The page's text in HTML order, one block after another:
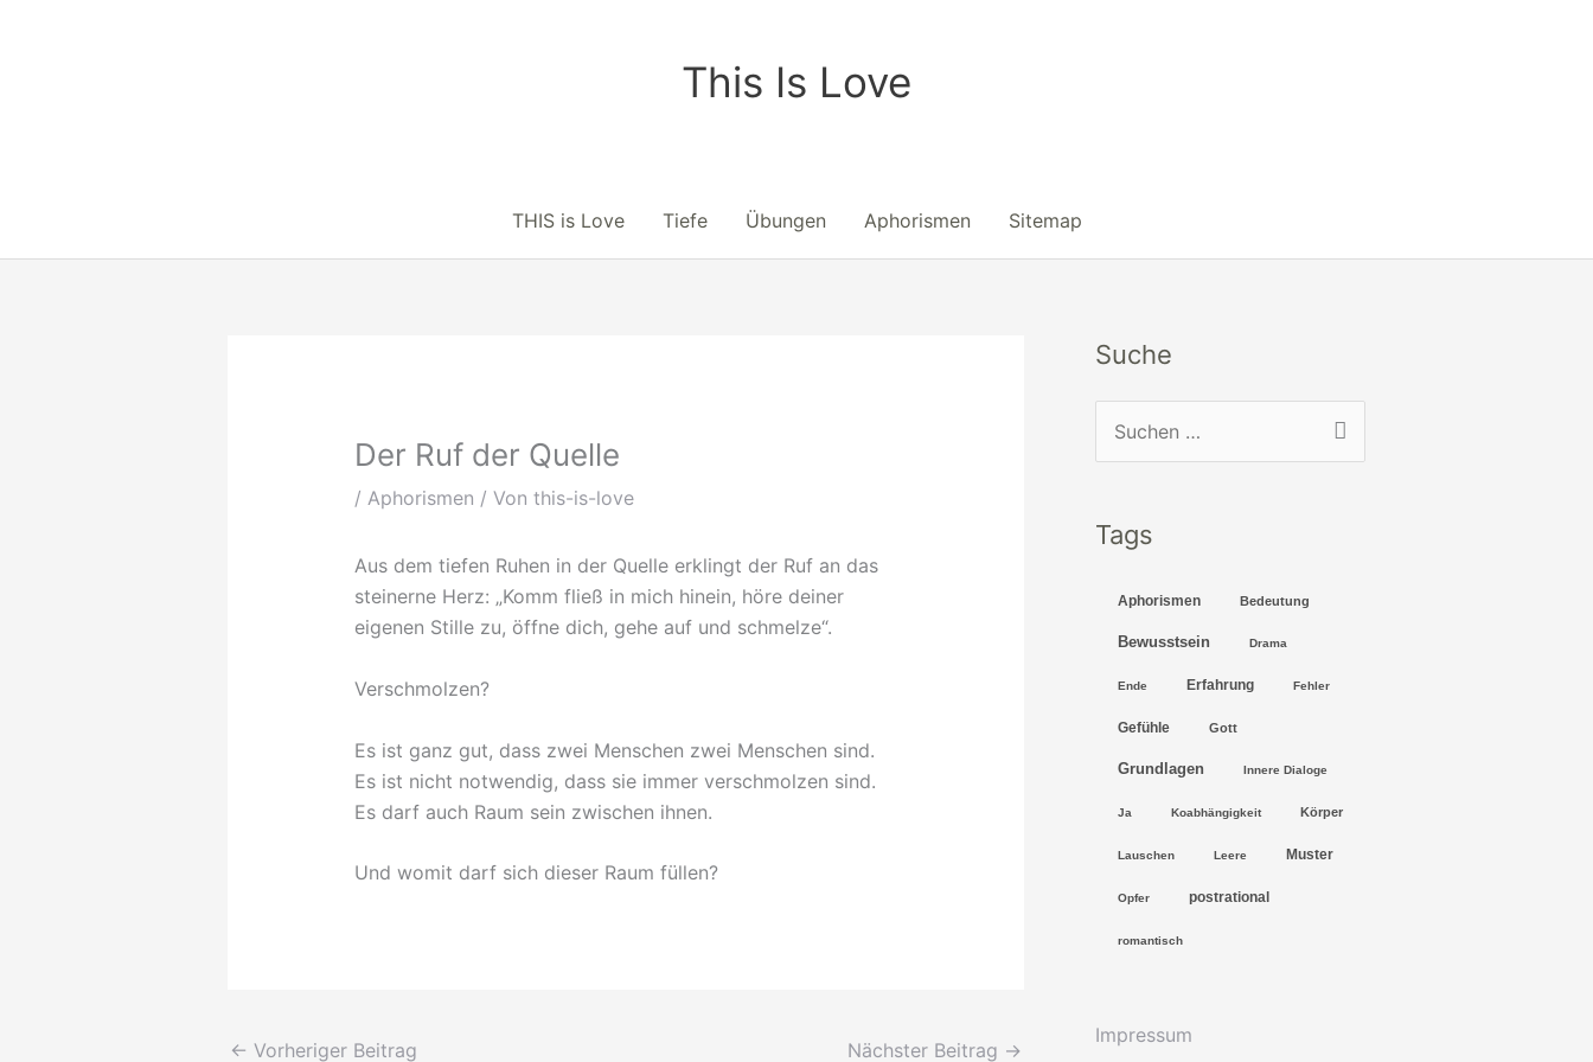
This Is Love
THIS is Love Tiefe Übungen Aphorismen Sitemap
Der Ruf der Quelle
/ Aphorismen / Von this-is-love
Aus dem tiefen Ruhen in der Quelle erklingt der Ruf an das
steinerne Herz: „Komm fließ in mich hinein, höre deiner
eigenen Stille zu, öffne dich, gehe auf und schmelze“.
Verschmolzen?
Es ist ganz gut, dass zwei Menschen zwei Menschen sind.
Es ist nicht notwendig, dass sie immer verschmolzen sind.
Es darf auch Raum sein zwischen ihnen.
Und womit darf sich dieser Raum füllen?
← Vorheriger Beitrag Nächster Beitrag →
Suche
u
h
Tags
Aphorismen Bedeutung
Bewusstsein Drama
Ende Erfahrung Fehler
Gefühle Gott
Grundlagen Innere Dialoge
Ja Koabhängigkeit Körper
Lauschen Leere Muster
Opfer postrational
romantisch
Impressum